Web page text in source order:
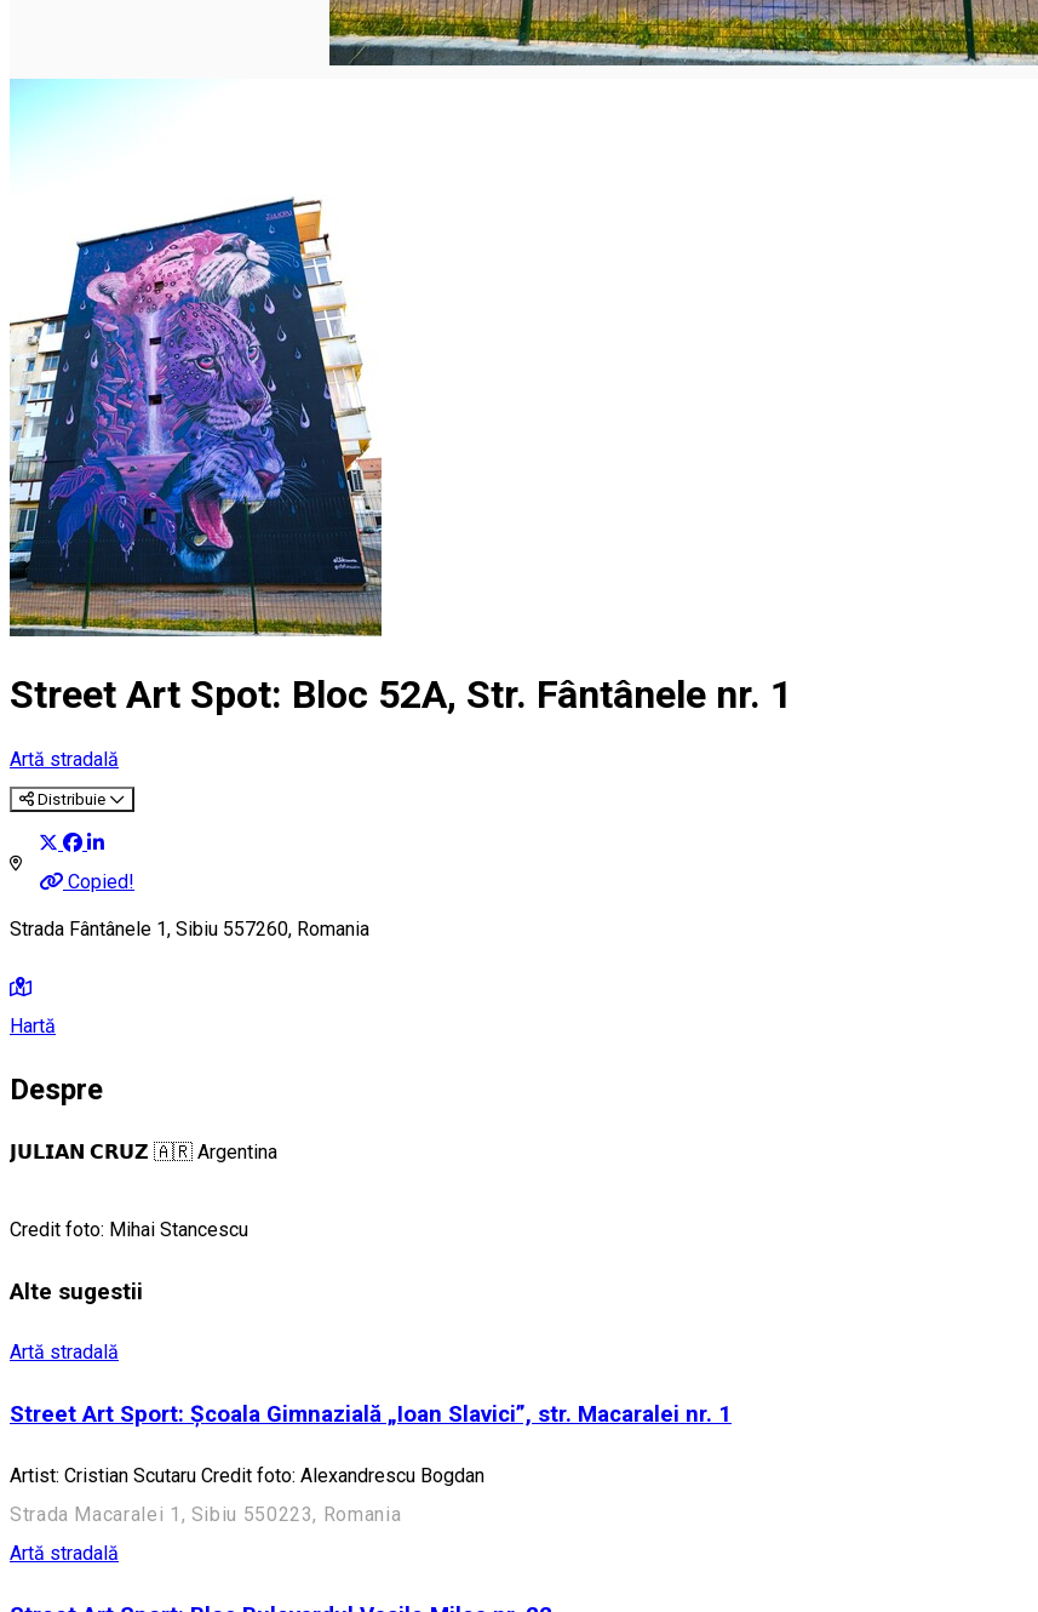
Street Art Spot: Bloc 52A, Str. Fântânele nr. 1
Artă stradală
Distribuie
Copied!
Strada Fântânele 1, Sibiu 557260, Romania
Hartă
Despre
𝗝𝗨𝗟𝗜𝗔𝗡 𝗖𝗥𝗨𝗭 🇦🇷 Argentina
Credit foto: Mihai Stancescu
Alte sugestii
Artă stradală
Street Art Sport: Școala Gimnazială „Ioan Slavici”, str. Macaralei nr. 1
Artist: Cristian Scutaru Credit foto: Alexandrescu Bogdan
Strada Macaralei 1, Sibiu 550223, Romania
Artă stradală